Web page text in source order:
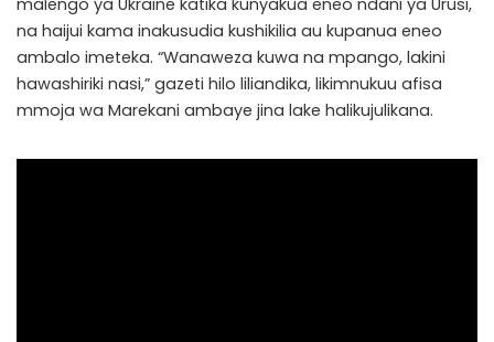
malengo ya Ukraine katika kunyakua eneo ndani ya Urusi,
na haijui kama inakusudia kushikilia au kupanua eneo
ambalo imeteka. “Wanaweza kuwa na mpango, lakini
hawashiriki nasi,” gazeti hilo liliandika, likimnukuu afisa
mmoja wa Marekani ambaye jina lake halikujulikana.